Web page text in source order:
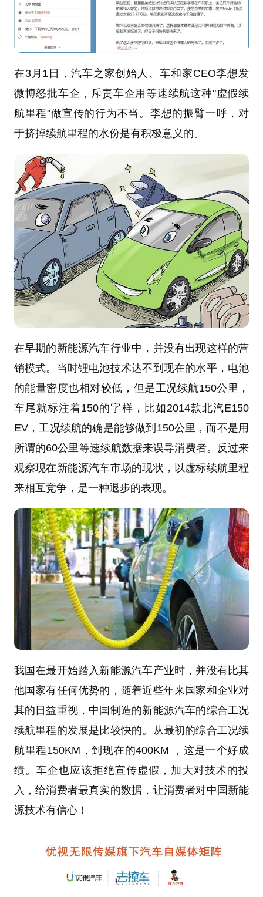
在3月1日，汽车之家创始人、车和家CEO李想发
微博怒批车企，斥责车企用等速续航这种"虚假续
航里程"做宣传的行为不当。李想的振臂一呼，对
于挤掉续航里程的水份是有积极意义的。
在早期的新能源汽车行业中，并没有出现这样的营
销模式。当时锂电池技术达不到现在的水平，电池
的能量密度也相对较低，但是工况续航150公里，
车尾就标注着150的字样，比如2014款北汽E150
EV，工况续航的确是能够做到150公里，而不是用
所谓的60公里等速续航数据来误导消费者。反过来
观察现在新能源汽车市场的现状，以虚标续航里程
来相互竞争，是一种退步的表现。
我国在最开始踏入新能源汽车产业时，并没有比其
他国家有任何优势的，随着近些年来国家和企业对
其的日益重视，中国制造的新能源汽车的综合工况
续航里程的发展是比较快的。从最初的综合工况续
航里程150KM，到现在的400KM ，这是一个好成
绩。车企也应该拒绝宣传虚假，加大对技术的投
入，给消费者最真实的数据，让消费者对中国新能
源技术有信心！